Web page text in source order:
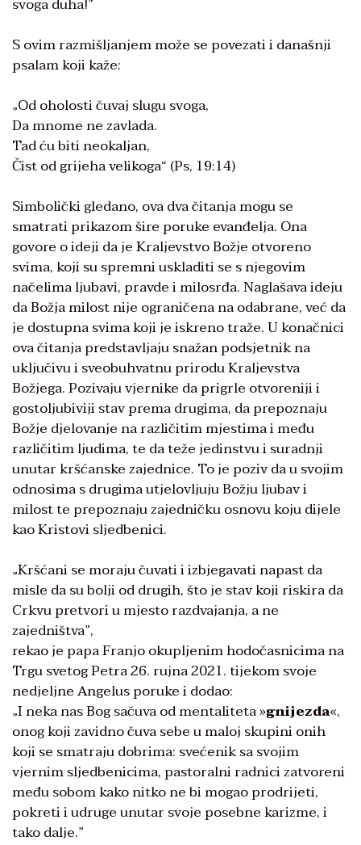
S ovim razmišljanjem može se povezati i današnji
psalam koji kaže:
„Od oholosti čuvaj slugu svoga,
Da mnome ne zavlada.
Tad ću biti neokaljan,
Čist od grijeha velikoga“ (Ps, 19:14)
Simbolički gledano, ova dva čitanja mogu se
smatrati prikazom šire poruke evanđelja. Ona
govore o ideji da je Kraljevstvo Božje otvoreno
svima, koji su spremni uskladiti se s njegovim
načelima ljubavi, pravde i milosrđa. Naglašava ideju
da Božja milost nije ograničena na odabrane, već da
je dostupna svima koji je iskreno traže. U konačnici
ova čitanja predstavljaju snažan podsjetnik na
uključivu i sveobuhvatnu prirodu Kraljevstva
Božjega. Pozivaju vjernike da prigrle otvoreniji i
gostoljubiviji stav prema drugima, da prepoznaju
Božje djelovanje na različitim mjestima i među
različitim ljudima, te da teže jedinstvu i suradnji
unutar kršćanske zajednice. To je poziv da u svojim
odnosima s drugima utjelovljuju Božju ljubav i
milost te prepoznaju zajedničku osnovu koju dijele
kao Kristovi sljedbenici.
„Kršćani se moraju čuvati i izbjegavati napast da
misle da su bolji od drugih, što je stav koji riskira da
Crkvu pretvori u mjesto razdvajanja, a ne
zajedništva”,
rekao je papa Franjo okupljenim hodočasnicima na
Trgu svetog Petra 26. rujna 2021. tijekom svoje
nedjeljne Angelus poruke i dodao:
„I neka nas Bog sačuva od mentaliteta »gnijezda«,
onog koji zavidno čuva sebe u maloj skupini onih
koji se smatraju dobrima: svećenik sa svojim
vjernim sljedbenicima, pastoralni radnici zatvoreni
među sobom kako nitko ne bi mogao prodrijeti,
pokreti i udruge unutar svoje posebne karizme, i
tako dalje.”